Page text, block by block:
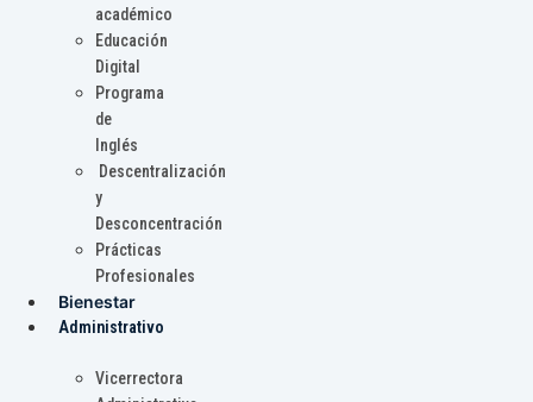
académico
Educación
Digital
Programa
de
Inglés
Descentralización
y
Desconcentración
Prácticas
Profesionales
Bienestar
Administrativo
Vicerrectora